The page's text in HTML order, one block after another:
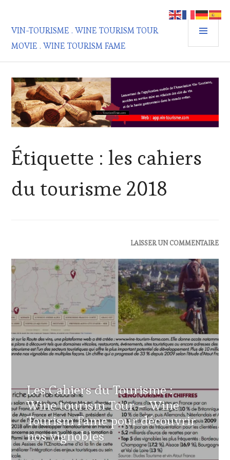
contenu
principal
VIN-TOURISME . WINE TOURISM TOUR
MOVIE . WINE TOURISM FAME
Étiquette :les cahiers
du tourisme 2018
:
WINE
DOMAINE
VITICOLE,
ADHÉRENT,
VIN
TOURISME,
EDITION
DU
VIN
ET
DE
LA
HAUTE
GASTRONOMIE
LAISSER UN COMMENTAIRE
Les Cahiers du Tourisme :
Wine tourism Tour – Wine
Tourism Fame pour découvrir
nos vignobles